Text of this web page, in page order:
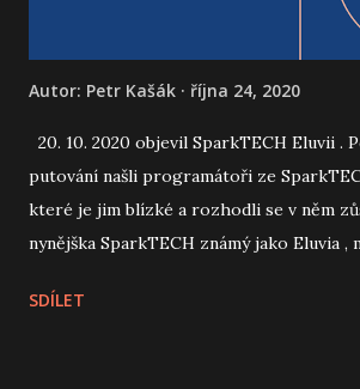
Autor: Petr Kašák října 24, 2020
20. 10. 2020 objevil SparkTECH Eluvii .
putování našli programátoři ze
které je jim blízké a rozhodli se v něm
nynějška SparkTECH známý jako Eluvia ,
spolehlivě jako zákony vesmíru. Sledujte
SDÍLET